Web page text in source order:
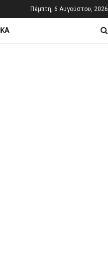
Πέμπτη, 6 Αυγούστου, 2026